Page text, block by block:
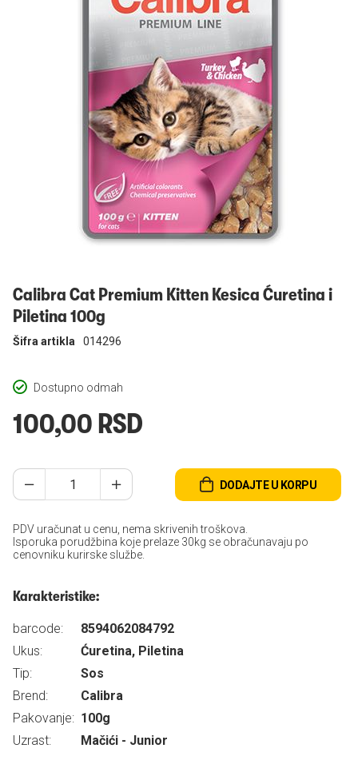
Calibra Cat Premium Kitten Kesica Ćuretina i
Piletina 100g
Dostupno odmah
Šifra artikla 014296
100,00 RSD
DODAJTE U KORPU
PDV uračunat u cenu, nema skrivenih troškova.
Isporuka porudžbina koje prelaze 30kg se obračunavaju po
cenovniku kurirske službe.
Karakteristike:
barcode:
8594062084792
Ukus:
Ćuretina, Piletina
Tip:
Sos
Brend:
Calibra
Pakovanje: 100g
Uzrast:
Mačići - Junior